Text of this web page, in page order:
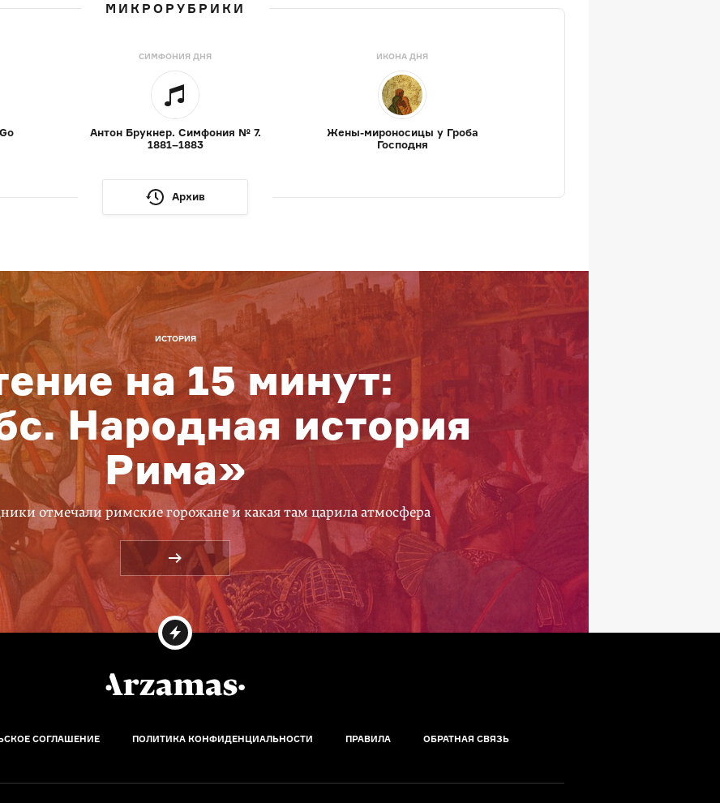
МИКРОРУБРИКИ
СИМФОНИЯ ДНЯ
Антон Брукнер. Симфония № 7.
1881–1883
ИКОНА ДНЯ
Жены-мироносицы у Гроба
Господня
Архив
ИСТОРИЯ
на 15 минут:
Народная история
Рима»
отмечали римские горожане и какая там царила атмосфера
СОГЛАШЕНИЕ ПОЛИТИКА КОНФИДЕНЦИАЛЬНОСТИ ПРАВИЛА ОБРАТНАЯ СВЯЗЬ